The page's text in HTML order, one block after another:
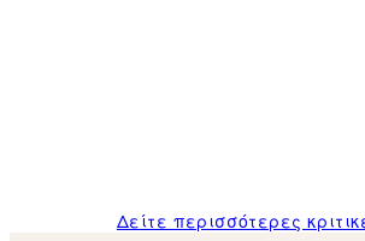
Δείτε περισσότερες